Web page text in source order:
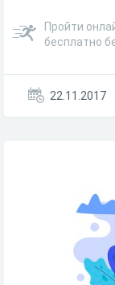
Пройти
бесплатно
22.11.2017